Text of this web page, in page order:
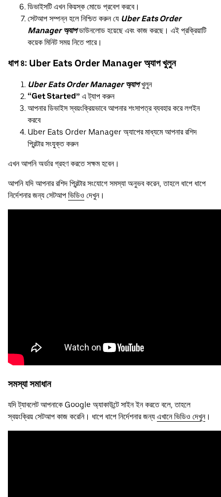
ডিভাইসটি এখন কিয়স্ক মোডে প্রবেশ করবে।
সেটআপ সম্পন্ন হলে নিশ্চিত করুন যে Uber Eats Order
Manager অ্যাপডাউনলোড হয়েছে এবং কাজ করছে। এই প্রক্রিয়াটি
কয়েক মিনিট সময় নিতে পারে।
ধাপ ৪: Uber Eats Order Manager অ্যাপ খুলুন
Uber Eats Order Manager অ্যাপখুলুন
“Get Started” এ ট্যাপ করুন
আপনার ডিভাইস স্বয়ংক্রিয়ভাবে আপনার শংসাপত্র ব্যবহার করে লগইন
করবে
Uber Eats Order Manager অ্যাপের মাধ্যমে আপনার রশিদ
প্রিন্টার সংযুক্ত করুন
এখন আপনি অর্ডার গ্রহণ করতে সক্ষম হবেন।
আপনি যদি আপনার রশিদ প্রিন্টার সংযোগে সমস্যা অনুভব করেন, তাহলে ধাপে ধাপে
নির্দেশনার জন্য সেটআপ ভিডিও দেখুন।
সমস্যা সমাধান
যদি ট্যাবলেট আপনাকে Google অ্যাকাউন্টে সাইন ইন করতে বলে, তাহলে
স্বয়ংক্রিয় সেটআপ কাজ করেনি। ধাপে ধাপে নির্দেশনার জন্য এখানে ভিডিও দেখুন।